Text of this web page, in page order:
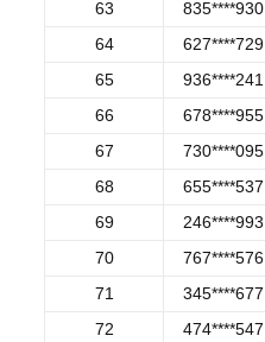
63
835****930
64
627****729
65
936****241
66
678****955
67
730****095
68
655****537
69
246****993
70
767****576
71
345****677
72
474****547